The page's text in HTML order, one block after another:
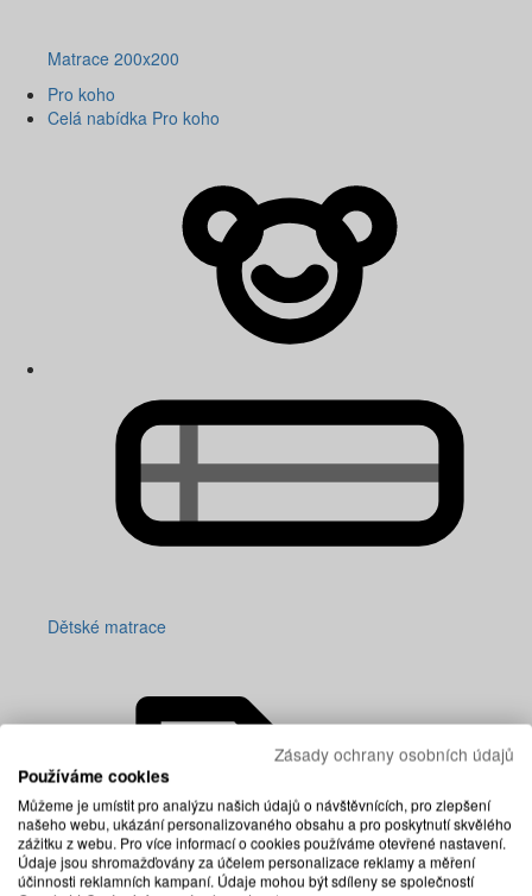
Matrace 200x200
Pro koho
Celá nabídka Pro koho
Dětské matrace
Zásady ochrany osobních údajů
Používáme cookies
Můžeme je umístit pro analýzu našich údajů o návštěvnících, pro zlepšení
našeho webu, ukázání personalizovaného obsahu a pro poskytnutí skvělého
zážitku z webu. Pro více informací o cookies používáme otevřené nastavení.
Údaje jsou shromažďovány za účelem personalizace reklamy a měření
účinnosti reklamních kampaní. Údaje mohou být sdíleny se společností